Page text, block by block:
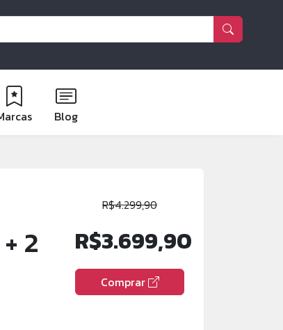
Blog
2
R$4.299,90
R$3.699,90
Comprar